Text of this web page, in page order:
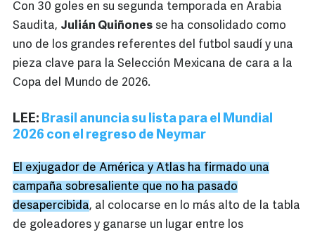
Con 30 goles en su segunda temporada en Arabia
Saudita, Julián Quiñones se ha consolidado como
uno de los grandes referentes del futbol saudí y una
pieza clave para la Selección Mexicana de cara a la
Copa del Mundo de 2026.
LEE: Brasil anuncia su lista para el Mundial
2026 con el regreso de Neymar
El exjugador de América y Atlas ha firmado una
campaña sobresaliente que no ha pasado
desapercibida, al colocarse en lo más alto de la tabla
de goleadores y ganarse un lugar entre los